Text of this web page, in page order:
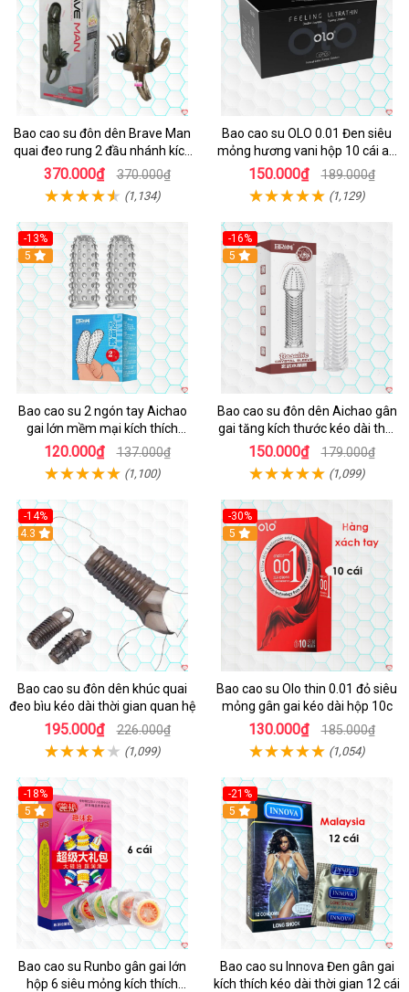
Bao cao su đôn dên Brave Man
quai đeo rung 2 đầu nhánh kích
thích mạnh
370.000₫ 370.000₫
(1,134)
Bao cao su OLO 0.01 Đen siêu
mỏng hương vani hộp 10 cái an
toàn thoải mái
150.000₫ 189.000₫
(1,129)
-13%
Hot
5
Bao cao su 2 ngón tay Aichao
gai lớn mềm mại kích thích
thăng hoa
120.000₫ 137.000₫
(1,100)
-16%
5
Bao cao su đôn dên Aichao gân
gai tăng kích thước kéo dài thời
gian
150.000₫ 179.000₫
(1,099)
-14%
4.3
Bao cao su đôn dên khúc quai
đeo bìu kéo dài thời gian quan hệ
195.000₫ 226.000₫
(1,099)
-30%
5
Bao cao su Olo thin 0.01 đỏ siêu
mỏng gân gai kéo dài hộp 10c
130.000₫ 185.000₫
(1,054)
-18%
Hot
5
Bao cao su Runbo gân gai lớn
hộp 6 siêu mỏng kích thích
-21%
Hot
5
Bao cao su Innova Đen gân gai
kích thích kéo dài thời gian 12 cái